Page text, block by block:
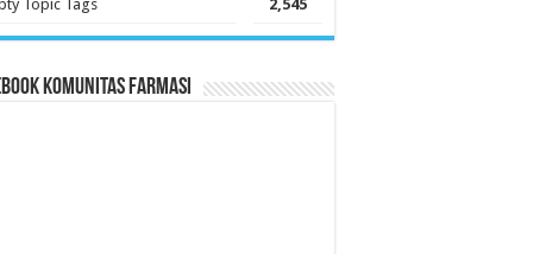
Topic Tags 2,545
Komunitas Farmasi